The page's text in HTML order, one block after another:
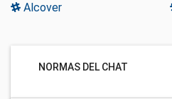
Alcover
NORMAS DEL CHAT